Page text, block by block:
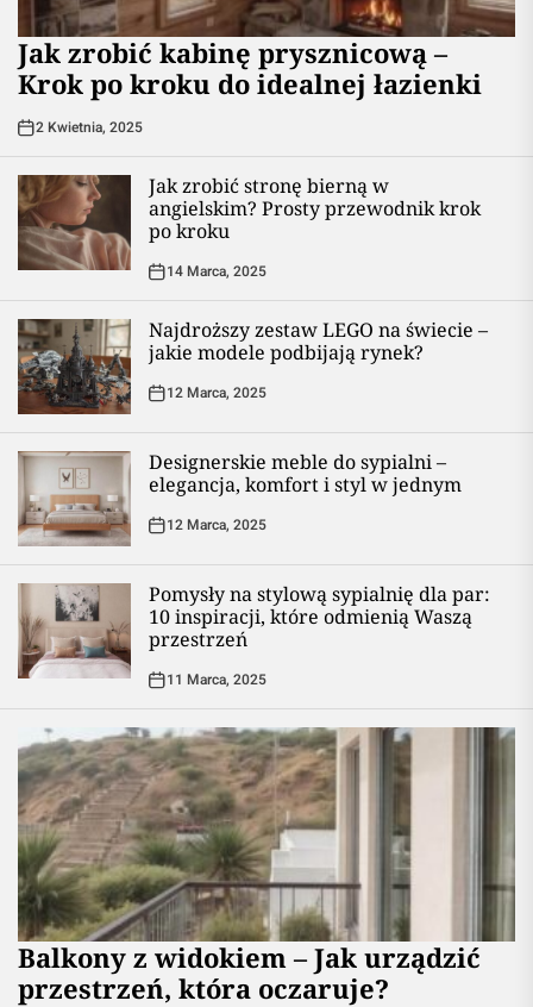
Jak zrobić kabinę prysznicową –
Krok po kroku do idealnej łazienki
2 Kwietnia, 2025
Jak zrobić stronę bierną w
angielskim? Prosty przewodnik krok
po kroku
14 Marca, 2025
Najdroższy zestaw LEGO na świecie –
jakie modele podbijają rynek?
12 Marca, 2025
Designerskie meble do sypialni –
elegancja, komfort i styl w jednym
12 Marca, 2025
Pomysły na stylową sypialnię dla par:
10 inspiracji, które odmienią Waszą
przestrzeń
11 Marca, 2025
Balkony z widokiem – Jak urządzić
przestrzeń, która oczaruje?